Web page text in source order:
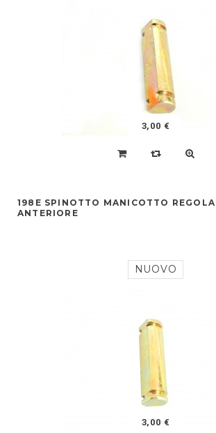
3,00 €
198E SPINOTTO MANICOTTO
ANTERIORE
NUOVO
3,00 €